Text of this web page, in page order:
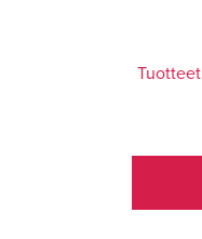
Tuotteet